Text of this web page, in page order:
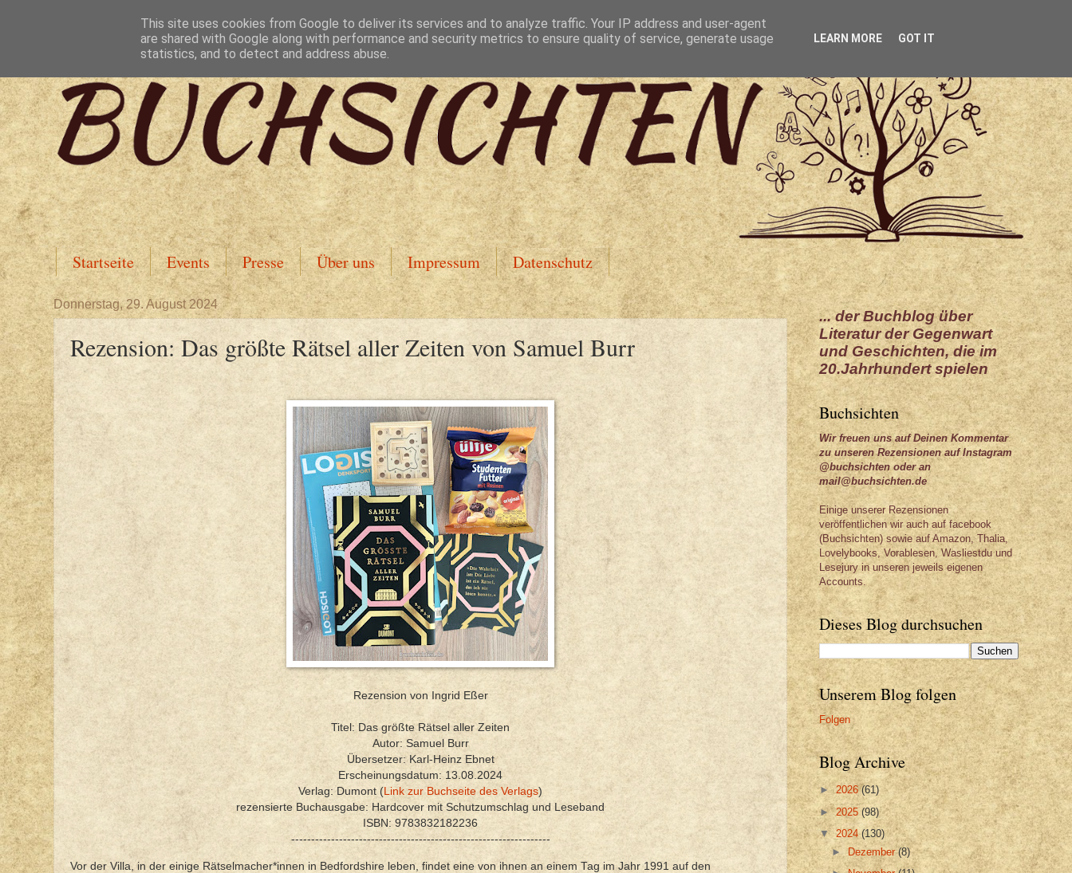
Startseite Events Presse Über uns Impressum Datenschutz
Donnerstag, 29. August 2024
Rezension: Das größte Rätsel aller Zeiten von Samuel Burr
Rezension von Ingrid Eßer
Titel: Das größte Rätsel aller Zeiten
Autor: Samuel Burr
Übersetzer: Karl-Heinz Ebnet
Erscheinungsdatum: 13.08.2024
Verlag: Dumont (Link zur Buchseite des Verlags)
rezensierte Buchausgabe: Hardcover mit Schutzumschlag und Leseband
ISBN: 9783832182236
-----------------------------------------------------------------
Vor der Villa, in der einige Rätselmacher*innen in Bedfordshire leben, findet eine von ihnen an einem Tag im Jahr 1991 auf den
... der Buchblog über
Literatur der Gegenwart
und Geschichten, die im
20.Jahrhundert spielen
Buchsichten
Wir freuen uns auf Deinen Kommentar
zu unseren Rezensionen auf Instagram
@buchsichten oder an
mail@buchsichten.de
Einige unserer Rezensionen
veröffentlichen wir auch auf facebook
(Buchsichten) sowie auf Amazon, Thalia,
Lovelybooks, Vorablesen, Wasliestdu und
Lesejury in unseren jeweils eigenen
Accounts.
Dieses Blog durchsuchen
Unserem Blog folgen
Folgen
Blog Archive
►2026(61)
►2025(98)
▼2024(130)
►Dezember(8)
This site uses cookies from Google to deliver its services and to analyze traffic. Your IP address and user-agent
are shared with Google along with performance and security metrics to ensure quality of service, generate usage
statistics, and to detect and address abuse.
LEARN MORE GOT IT